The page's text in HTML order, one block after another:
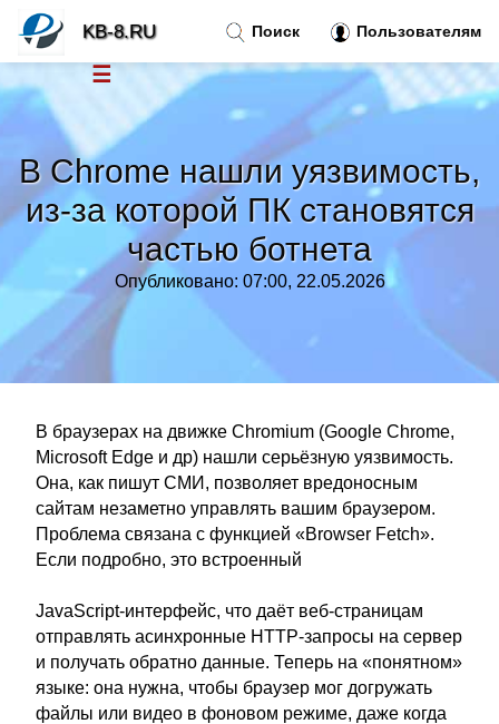
В Chrome нашли уязвимость,
из-за которой ПК становятся
частью ботнета
Опубликовано: 07:00, 22.05.2026
В браузерах на движке Chromium (Google Chrome,
Microsoft Edge и др) нашли серьёзную уязвимость.
Она, как пишут СМИ, позволяет вредоносным
сайтам незаметно управлять вашим браузером.
Проблема связана с функцией «Browser Fetch».
Если подробно, это встроенный
JavaScript-интерфейс, что даёт веб-страницам
отправлять асинхронные HTTP-запросы на сервер
и получать обратно данные. Теперь на «понятном»
языке: она нужна, чтобы браузер мог догружать
файлы или видео в фоновом режиме, даже когда
Поиск Пользователям
KB-8.RU
☰
Новости
Тренды новостей »
»
Правила »
Контакт»